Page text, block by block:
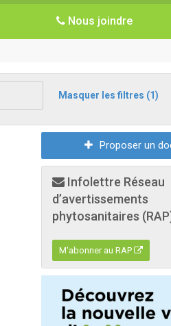
Nous joindre
Masquer les filtres (1)
Proposer un
Infolettre Réseau
d’avertissements
phytosanitaires
M'abonner au RAP